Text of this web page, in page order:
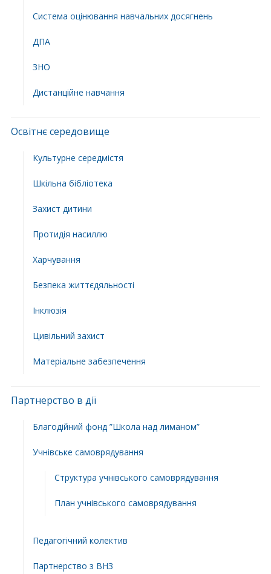
Система оцінювання навчальних досягнень
ДПА
ЗНО
Дистанційне навчання
Освітнє середовище
Культурне середмістя
Шкільна бібліотека
Захист дитини
Протидія насиллю
Харчування
Безпека життєдяльності
Інклюзія
Цивільний захист
Матеріальне забезпечення
Партнерство в дії
Благодійний фонд ”Школа над лиманом”
Учнівське самоврядування
Структура учнiвського самоврядування
План учнiвського самоврядування
Педагогічний колектив
Партнерство з ВНЗ